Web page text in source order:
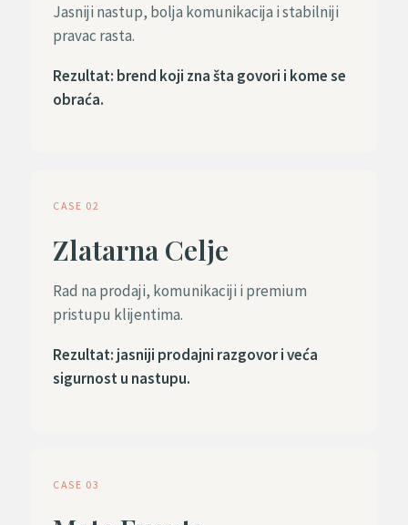
Jasniji nastup, bolja komunikacija i stabilniji
pravac rasta.
Rezultat: brend koji zna šta govori i kome se
obraća.
CASE 02
Zlatarna Celje
Rad na prodaji, komunikaciji i premium
pristupu klijentima.
Rezultat: jasniji prodajni razgovor i veća
sigurnost u nastupu.
CASE 03